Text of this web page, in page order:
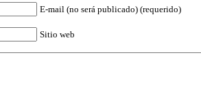
E-mail (no será publicado) (requerido)
Sitio web